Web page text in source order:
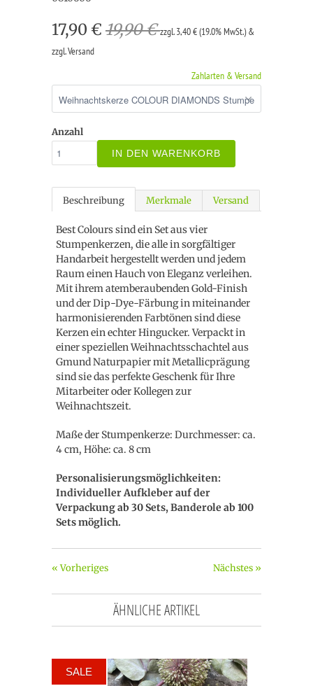
17,90 € 19,90 €zzgl. 3,40 € (19.0% MwSt.) &
zzgl. Versand
Zahlarten & Versand
Anzahl
IN DEN WARENKORB
Beschreibung Merkmale Versand
Best Colours sind ein Set aus vier
Stumpenkerzen, die alle in sorgfältiger
Handarbeit hergestellt werden und jedem
Raum einen Hauch von Eleganz verleihen.
Mit ihrem atemberaubenden Gold-Finish
und der Dip-Dye-Färbung in miteinander
harmonisierenden Farbtönen sind diese
Kerzen ein echter Hingucker. Verpackt in
einer speziellen Weihnachtsschachtel aus
Gmund Naturpapier mit Metallicprägung
sind sie das perfekte Geschenk für Ihre
Mitarbeiter oder Kollegen zur
Weihnachtszeit.
Maße der Stumpenkerze: Durchmesser: ca.
4 cm, Höhe: ca. 8 cm
Personalisierungsmöglichkeiten:
Individueller Aufkleber auf der
Verpackung ab 30 Sets, Banderole ab 100
Sets möglich.
Nächstes »
« Vorheriges
ÄHNLICHE ARTIKEL
SALE